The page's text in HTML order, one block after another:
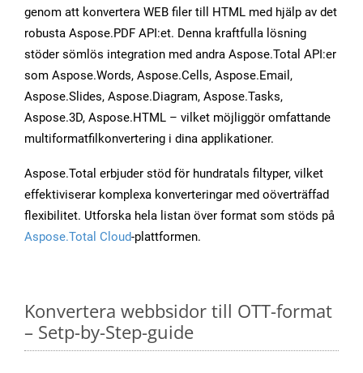
genom att konvertera WEB filer till HTML med hjälp av det
robusta Aspose.PDF API:et. Denna kraftfulla lösning
stöder sömlös integration med andra Aspose.Total API:er
som Aspose.Words, Aspose.Cells, Aspose.Email,
Aspose.Slides, Aspose.Diagram, Aspose.Tasks,
Aspose.3D, Aspose.HTML – vilket möjliggör omfattande
multiformatfilkonvertering i dina applikationer.
Aspose.Total erbjuder stöd för hundratals filtyper, vilket
effektiviserar komplexa konverteringar med oöverträffad
flexibilitet. Utforska hela listan över format som stöds på
Aspose.Total Cloud-plattformen.
Konvertera webbsidor till OTT-format
– Setp-by-Step-guide